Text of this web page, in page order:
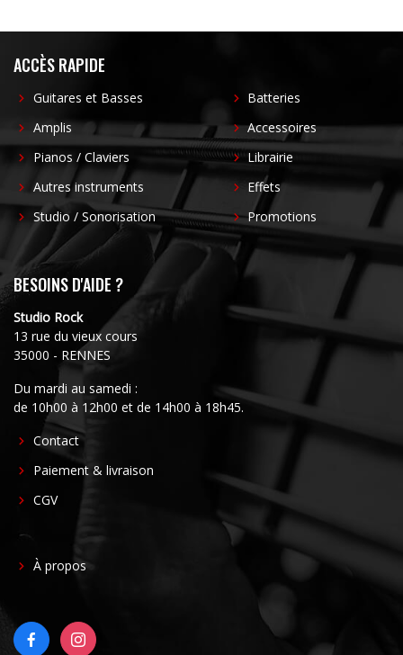
ACCÈS RAPIDE
Guitares et Basses
Amplis
Pianos / Claviers
Autres instruments
Studio / Sonorisation
Batteries
Accessoires
Librairie
Effets
Promotions
BESOINS D'AIDE ?
Studio Rock
13 rue du vieux cours
35000 - RENNES
Du mardi au samedi :
de 10h00 à 12h00 et de 14h00 à 18h45.
FOOTER
CENTER
Contact
Paiement & livraison
CGV
FOOTER
À propos
FACEBOOKINSTAGRAM